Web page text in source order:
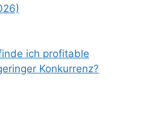
ich profitable
Konkurrenz?